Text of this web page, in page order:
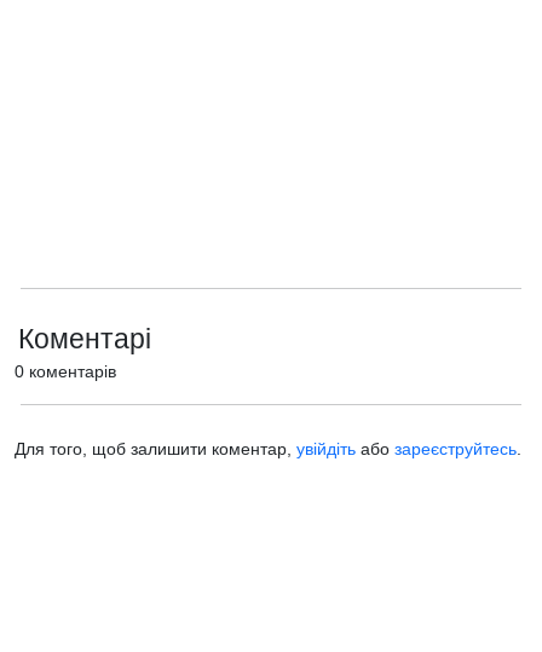
Коментарі
0 коментарів
Для того, щоб залишити коментар, увійдіть або зареєструйтесь